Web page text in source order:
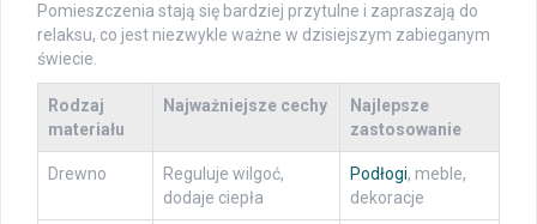
Pomieszczenia stają się bardziej przytulne i zapraszają do
relaksu, co jest niezwykle ważne w dzisiejszym zabieganym
świecie.
Rodzaj
materiału
Najważniejsze cechy
Najlepsze
zastosowanie
Drewno
Reguluje wilgoć,
dodaje ciepła
Podłogi, meble,
dekoracje